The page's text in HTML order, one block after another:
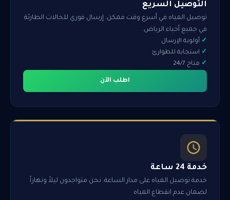
التوصيل السريع
توصيل المياه في أسرع وقت ممكن. إرسال فوري للحالات الطارئة
في جميع أحياء الرياض.
أولوية الإرسال
استجابة للطوارئ
متاح 24/7
اطلب الآن
خدمة 24 ساعة
خدمة توصيل المياه على مدار الساعة. نحن متواجدون ليلاً ونهاراً
لضمان عدم انقطاع المياه.